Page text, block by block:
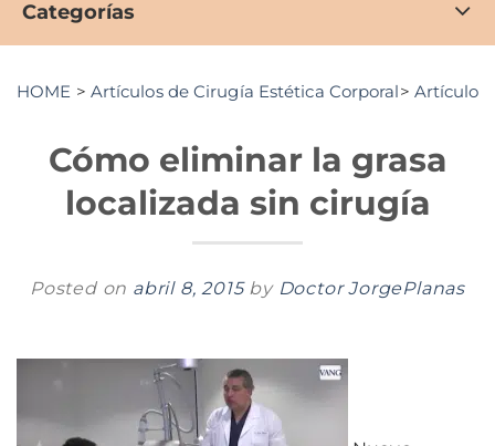
Categorías
HOME > Artículos de Cirugía Estética Corporal> Artículos
Cómo eliminar la grasa
localizada sin cirugía
Posted on abril 8, 2015 by Doctor JorgePlanas